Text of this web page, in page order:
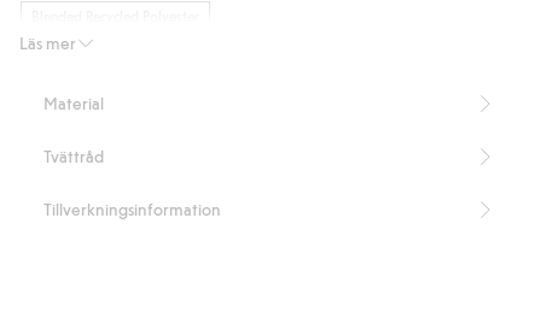
Läs mer
Material
Tvättråd
Tillverkningsinformation